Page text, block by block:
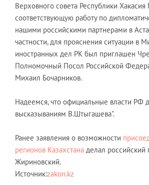
Верховного совета Республики
соответствующую работу по
нашими российскими партнерами в
частности, для прояснения ситуации в
иностранных дел РК был приглашен
Полномочный Посол Российской
Михаил Бочарников.
Надеемся, что официальные власти РФ
высказываниям В.Штыгашева".
Ранее заявления о возможности
регионов Казахстана делал
Жириновский.
Источник:zakon.kz